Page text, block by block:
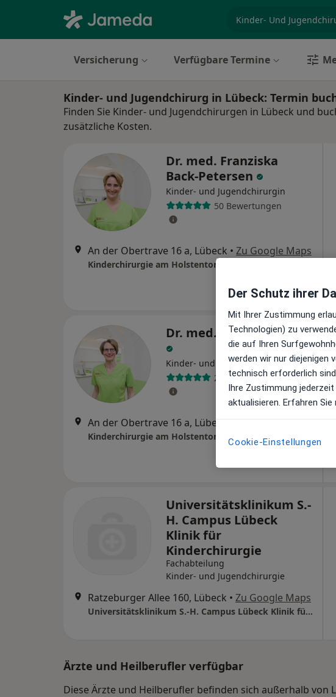
Versicherung Verfügbare Termine
Kinder- und Jugendchirurg in Lübeck: Termin
Finden Sie Kinder- und Jugendchirurgen in Lübeck und
zusätzliche Kosten.
Dr. med. Franziska
Back-Petersen
Kinder- und Jugendchirurgin
50 Bewertungen
An der Obertrave 16 a, Lübeck • Zu Google Maps
Dr. med. Andrea Ortfeld
Kinder- und Jugendchirurgin
29 Bewertungen
An der Obertrave 16 a, Lübeck
Universitätsklinikum S.-
H. Campus Lübeck
Klinik für
Kinderchirurgie
Fachabteilung
Kinder- und Jugendchirurgie
Ratzeburger Allee 160, Lübeck • Zu Google Maps
Universitätsklinikum S.-H. Campus Lübeck Klinik für Kinderchirurgie
Ärzte und Heilberufler verfügbar
Diese Ärzte und Heilberufler befinden sich außerhalb von
Der Schutz ihrer
Mit Ihrer Zustimmung
Technologien) zu
die auf Ihren
werden wir nur diejenigen
technisch erforderlich
Ihre Zustimmung
aktualisieren. Erfahren
Cookie-Einstellungen